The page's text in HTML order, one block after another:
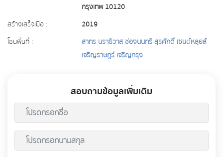
กรุงเทพ 10120
สร้างเสร็จเมื่อ :
2019
โซนพื้นที่ :
สาทร นราธิวาส ช่องนนทรี สุรศักดิ์ เซนต์หลุยส์
เจริญราษฎร์ เจริญกรุง
สอบถามข้อมูลเพิ่มเติม